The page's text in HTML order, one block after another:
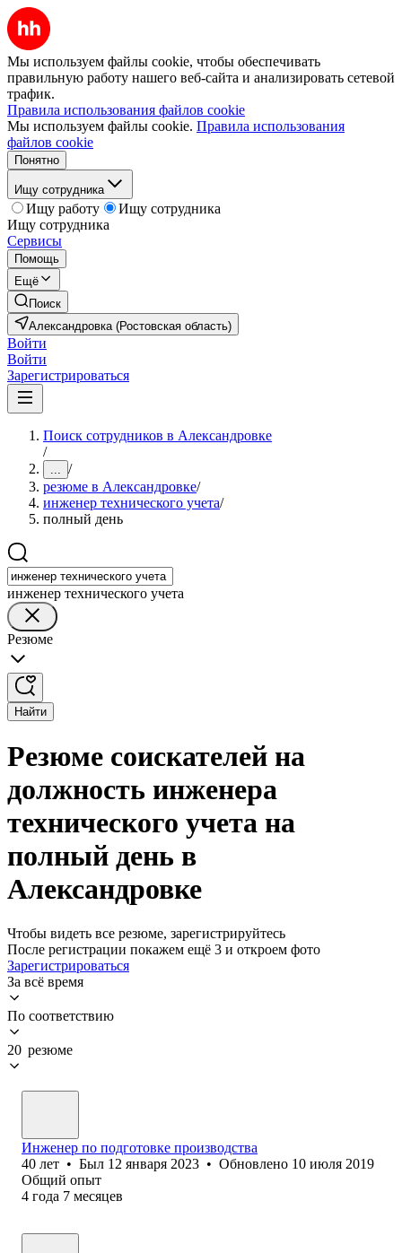
Мы используем файлы cookie, чтобы обеспечивать
правильную работу нашего веб-сайта и анализировать сетевой
трафик.
Правила использования файлов cookie
Мы используем файлы cookie. Правила использования
файлов cookie
Понятно
Ищу сотрудника
Ищу работу
Ищу сотрудника
Ищу сотрудника
Сервисы
Помощь
Ещё
Поиск
Александровка (Ростовская область)
Войти
Войти
Зарегистрироваться
Поиск сотрудников в Александровке
/
... /
резюме в Александровке/
инженер технического учета/
полный день
инженер технического учета
Резюме
Найти
Резюме соискателей на
должность инженера
технического учета на
полный день в
Александровке
Чтобы видеть все резюме, зарегистрируйтесь
После регистрации покажем ещё 3 и откроем фото
Зарегистрироваться
За всё время
По соответствию
20 резюме
Инженер по подготовке производства
40 лет • Был 12 января 2023 • Обновлено 10 июля 2019
Общий опыт
4 года 7 месяцев